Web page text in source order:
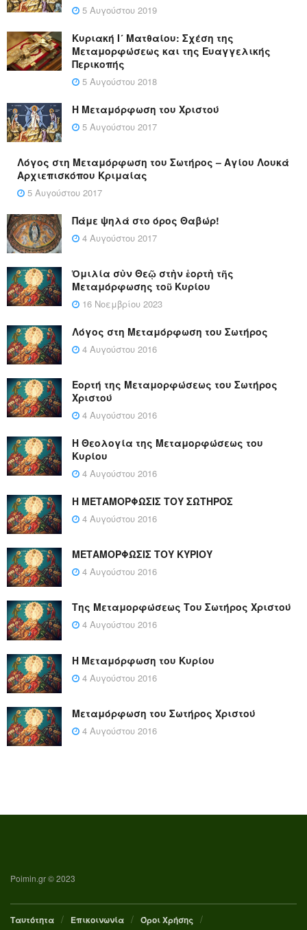
5 Αυγούστου 2019
Κυριακή Ι´ Ματθαίου: Σχέση της
Μεταμορφώσεως και της Ευαγγελικής
Περικοπής
5 Αυγούστου 2018
Η Μεταμόρφωση του Χριστού
5 Αυγούστου 2017
Λόγος στη Μεταμόρφωση του Σωτήρος – Αγίου Λουκά
Αρχιεπισκόπου Κριμαίας
5 Αυγούστου 2017
Πάμε ψηλά στο όρος Θαβώρ!
4 Αυγούστου 2017
Ὁμιλία σὺν Θεῷ στὴν ἑορτὴ τῆς
Μεταμόρφωσης τοῦ Κυρίου
16 Νοεμβρίου 2023
Λόγος στη Μεταμόρφωση του Σωτήρος
4 Αυγούστου 2016
Εορτή της Μεταμορφώσεως του Σωτήρος
Χριστού
4 Αυγούστου 2016
Η Θεολογία της Μεταμορφώσεως του
Κυρίου
4 Αυγούστου 2016
Η ΜΕΤΑΜΟΡΦΩΣΙΣ ΤΟΥ ΣΩΤΗΡΟΣ
4 Αυγούστου 2016
ΜΕΤΑΜΟΡΦΩΣΙΣ ΤΟΥ ΚΥΡΙΟΥ
4 Αυγούστου 2016
Της Μεταμορφώσεως Του Σωτήρος Χριστού
4 Αυγούστου 2016
Η Μεταμόρφωση του Κυρίου
4 Αυγούστου 2016
Μεταμόρφωση του Σωτήρος Χριστού
4 Αυγούστου 2016
Poimin.gr © 2023
Ταυτότητα Επικοινωνία
Όροι Χρήσης